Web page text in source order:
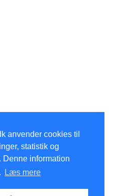
anvender cookies til
statistik og
Denne information
Læs mere